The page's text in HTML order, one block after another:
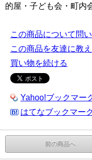
的屋・子ども会・町内
この商品について問
この商品を友達に教
買い物を続ける
Yahoo!ブックマー
はてなブックマー
前の商品へ